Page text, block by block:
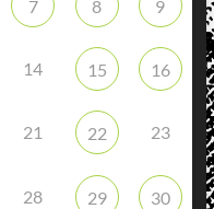
7 8 9
14 15 16
21 22 23
28 29 30